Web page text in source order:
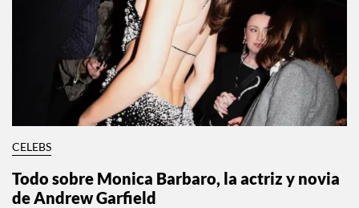
CELEBS
Todo sobre Monica Barbaro, la actriz y novia
de Andrew Garfield